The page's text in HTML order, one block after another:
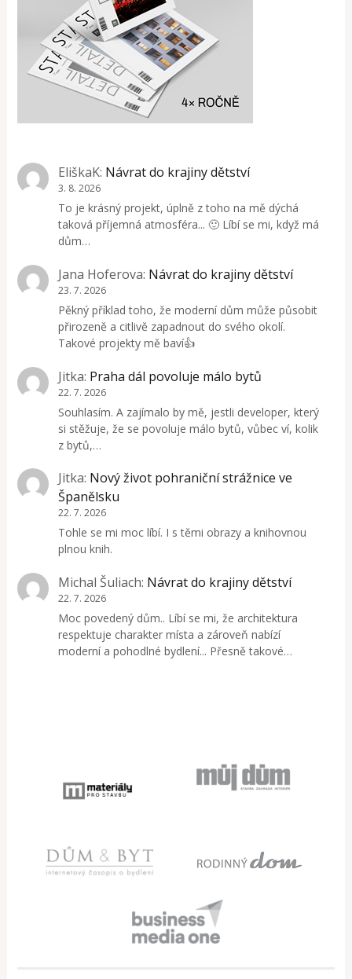
EliškaK: Návrat do krajiny dětství
3. 8. 2026
To je krásný projekt, úplně z toho na mě dýchá
taková příjemná atmosféra... 🙂 Líbí se mi, když má
dům…
Jana Hoferova: Návrat do krajiny dětství
23. 7. 2026
Pěkný příklad toho, že moderní dům může působit
přirozeně a citlivě zapadnout do svého okolí.
Takové projekty mě baví👍
Jitka: Praha dál povoluje málo bytů
22. 7. 2026
Souhlasím. A zajímalo by mě, jestli developer, který
si stěžuje, že se povoluje málo bytů, vůbec ví, kolik
z bytů,…
Jitka: Nový život pohraniční strážnice ve
Španělsku
22. 7. 2026
Tohle se mi moc líbí. I s těmi obrazy a knihovnou
plnou knih.
Michal Šuliach: Návrat do krajiny dětství
22. 7. 2026
Moc povedený dům.. Líbí se mi, že architektura
respektuje charakter místa a zároveň nabízí
moderní a pohodlné bydlení... Přesně takové…